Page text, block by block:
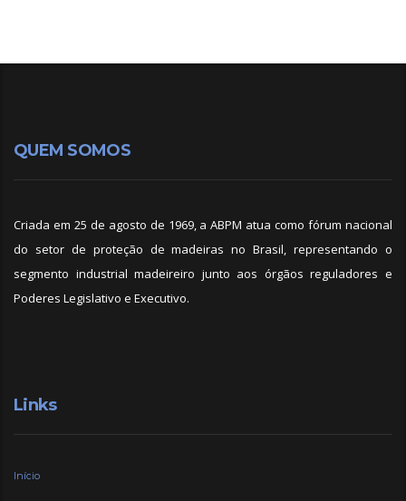
QUEM SOMOS
Criada em 25 de agosto de 1969, a ABPM atua como fórum nacional
do setor de proteção de madeiras no Brasil, representando o
segmento industrial madeireiro junto aos órgãos reguladores e
Poderes Legislativo e Executivo.
Links
Início